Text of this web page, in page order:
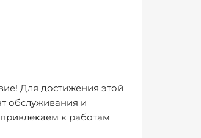
Для достижения этой
обслуживания и
к работам